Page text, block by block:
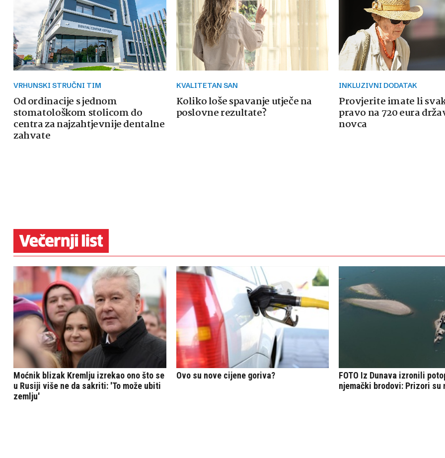
VRHUNSKI STRUČNI TIM
Od ordinacije s jednom
stomatološkom stolicom do
centra za najzahtjevnije dentalne
zahvate
KVALITETAN SAN
Koliko loše spavanje utječe na
poslovne rezultate?
INKLUZIVNI DODATAK
Provjerite imate li
pravo na 720 eura
novca